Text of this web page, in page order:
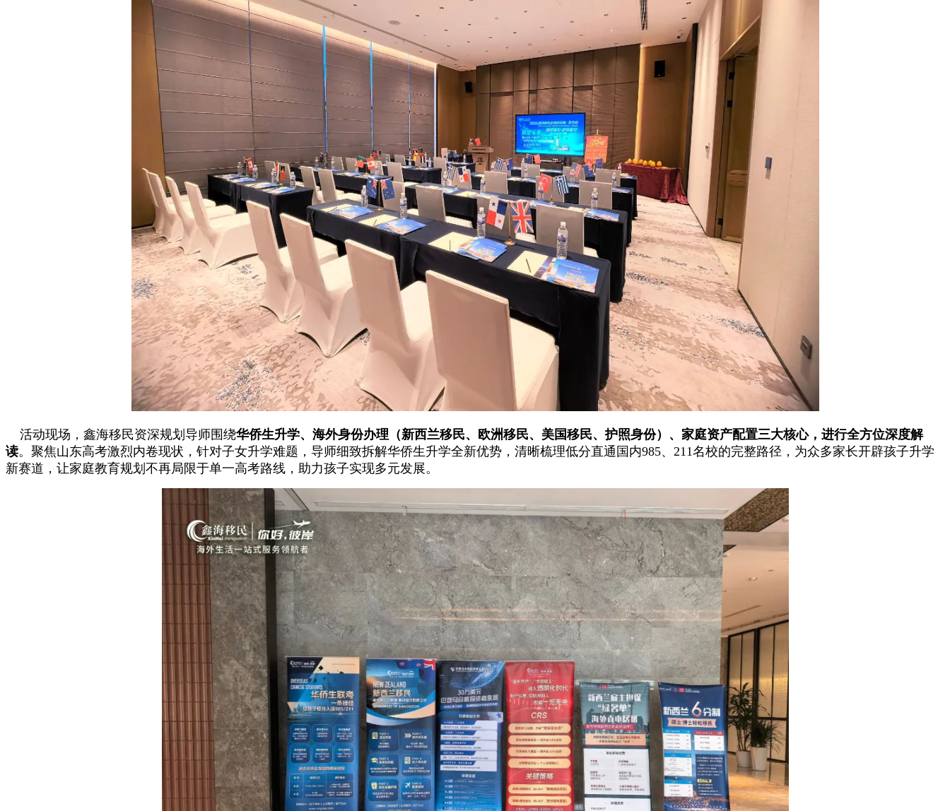
澳洲
加拿大
亚洲
开户
安家
案例
鑫海
活动现场，鑫海移民资深规划导师围绕华侨生升学、海外身份办理（新西兰移民、欧洲移民、美国移民、护照身份）、家庭资产配置三大核心，进行全方位深度解
读。聚焦山东高考激烈内卷现状，针对子女升学难题，导师细致拆解华侨生升学全新优势，清晰梳理低分直通国内985、211名校的完整路径，为众多家长开辟孩子升学
新赛道，让家庭教育规划不再局限于单一高考路线，助力孩子实现多元发展。